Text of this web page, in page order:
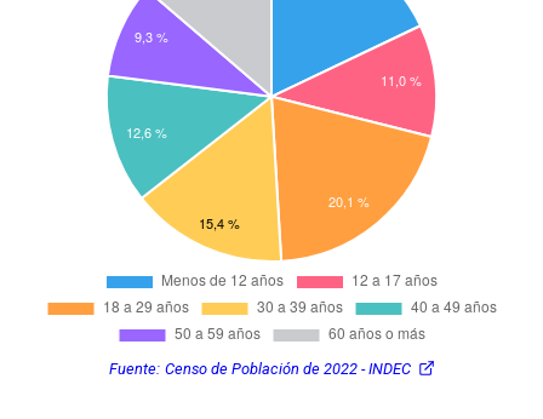
Fuente: Censo de Población de 2022 - INDEC